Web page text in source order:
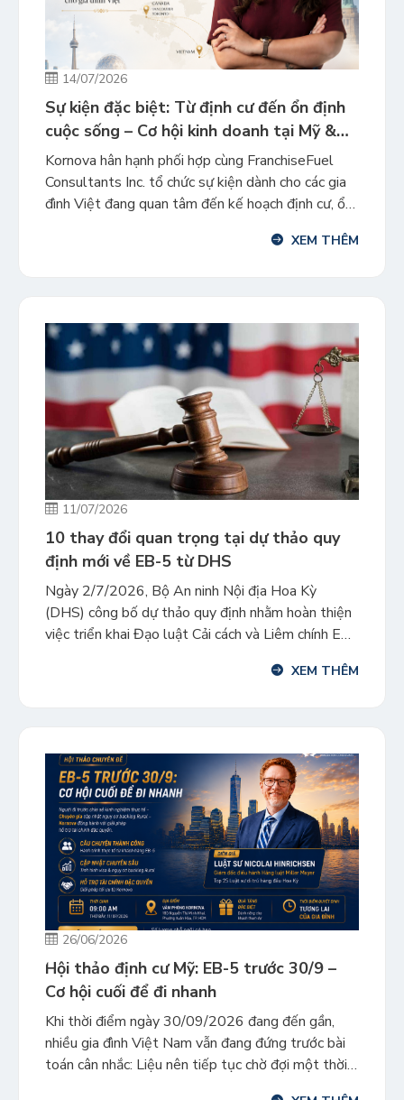
14/07/2026
Sự kiện đặc biệt: Từ định cư đến ổn định
cuộc sống – Cơ hội kinh doanh tại Mỹ &
Canada cho gia đình Việt
Kornova hân hạnh phối hợp cùng FranchiseFuel
Consultants Inc. tổ chức sự kiện dành cho các gia
đình Việt đang quan tâm đến kế hoạch định cư, ổn
thực tế tại Mỹ & Canada. Định cư không chỉ là câu
XEM THÊM
11/07/2026
10 thay đổi quan trọng tại dự thảo quy
định mới về EB-5 từ DHS
Ngày 2/7/2026, Bộ An ninh Nội địa Hoa Kỳ
(DHS) công bố dự thảo quy định nhằm hoàn thiện
việc triển khai Đạo luật Cải cách và Liêm chính EB-
chính sách đã được USCIS áp dụng từ năm 2022,
XEM THÊM
26/06/2026
Hội thảo định cư Mỹ: EB-5 trước 30/9 –
Cơ hội cuối để đi nhanh
Khi thời điểm ngày 30/09/2026 đang đến gần,
nhiều gia đình Việt Nam vẫn đang đứng trước bài
toán cân nhắc: Liệu nên tiếp tục chờ đợi một thời